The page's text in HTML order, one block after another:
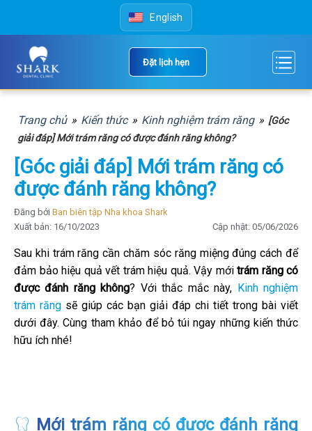
content
English
Đặt lịch hẹn
Trang chủ » Kiến thức » Kinh nghiệm trám răng » [Góc
giải đáp] Mới trám răng có được đánh răng không?
[Góc giải đáp] Mới trám răng có
được đánh răng không?
Đăng bởi Ban biên tập Nha khoa Shark
Xuất bản: 16/10/2023
Cập nhật: 05/06/2026
Sau khi trám răng cần chăm sóc răng miệng đúng cách để
đảm bảo hiệu quả vết trám hiệu quả. Vậy mới trám răng có
được đánh răng không? Với thắc mắc này, Kinh nghiệm
trám răng sẽ giúp các bạn giải đáp chi tiết trong bài viết
dưới đây. Cùng tham khảo để bỏ túi ngay những kiến thức
hữu ích nhé!
Mới trám răng có được đánh răng